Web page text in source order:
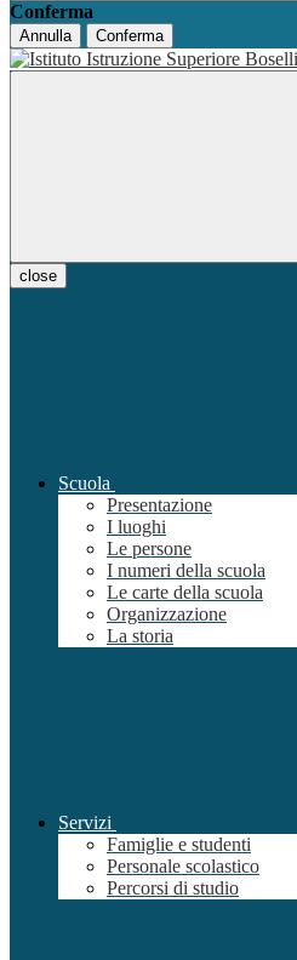
Conferma
Annulla Conferma
close
Scuola
Presentazione
I luoghi
Le persone
I numeri della scuola
Le carte della scuola
Organizzazione
La storia
Servizi
Famiglie e studenti
Personale scolastico
Percorsi di studio